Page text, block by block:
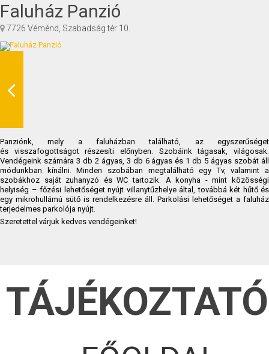
Faluház Panzió
7726 Véménd, Szabadság tér 10.
Panziónk, mely a faluházban található, az egyszerűséget
és visszafogottságot részesíti előnyben. Szobáink tágasak, világosak.
Vendégeink számára 3 db 2 ágyas, 3 db 6 ágyas és 1 db 5 ágyas szobát áll
módunkban kínálni. Minden szobában megtalálható egy Tv, valamint a
szobákhoz saját zuhanyzó és WC tartozik. A konyha - mint közösségi
helyiség – főzési lehetőséget nyújt villanytűzhelye által, továbbá két hűtő és
egy mikrohullámú sütő is rendelkezésre áll. Parkolási lehetőséget a faluház
terjedelmes parkolója nyújt.
Szeretettel várjuk kedves vendégeinket!